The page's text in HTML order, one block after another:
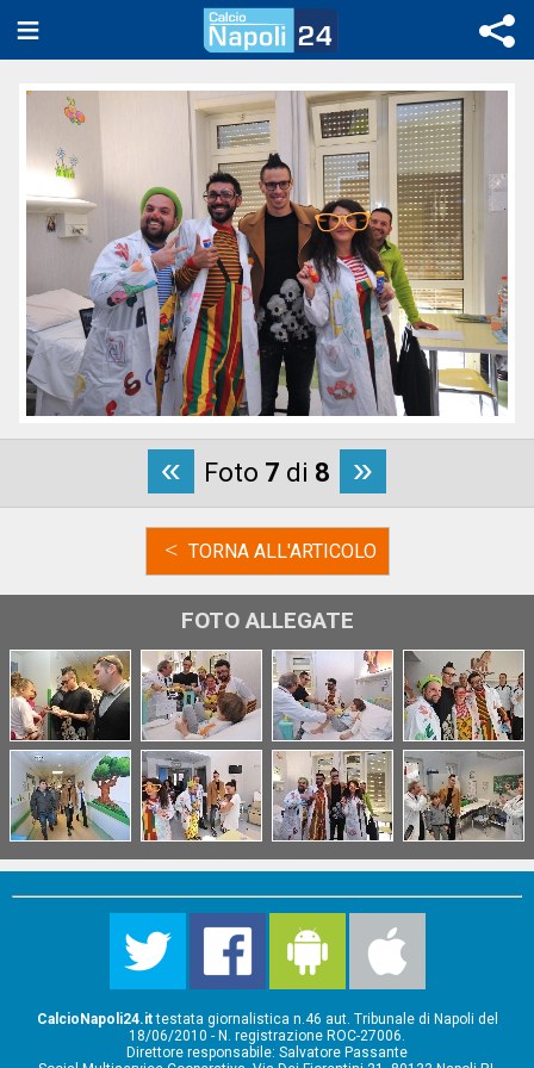
« Foto 7 di 8 »
< TORNA ALL'ARTICOLO
FOTO ALLEGATE
CalcioNapoli24.ittestata giornalistica n.46 aut. Tribunale di Napoli del
18/06/2010 - N. registrazione ROC-27006.
Direttore responsabile: Salvatore Passante